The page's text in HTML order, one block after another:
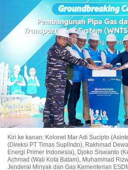
Kiri ke kanan: Kolonel Mar Adi Sucipto
(Direksi PT Timas Suplindo), Rakhmad
Energi Primer Indonesia), Djoko Siswanto
Achmad (Wali Kota Batam), Muhammad
Jenderal Minyak dan Gas Kementerian